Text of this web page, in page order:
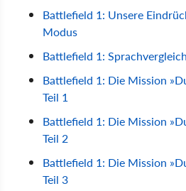
Battlefield 1: Unsere
Modus
Battlefield 1:
Battlefield 1: Die Mission
Teil 1
Battlefield 1: Die Mission
Teil 2
Battlefield 1: Die Mission
Teil 3